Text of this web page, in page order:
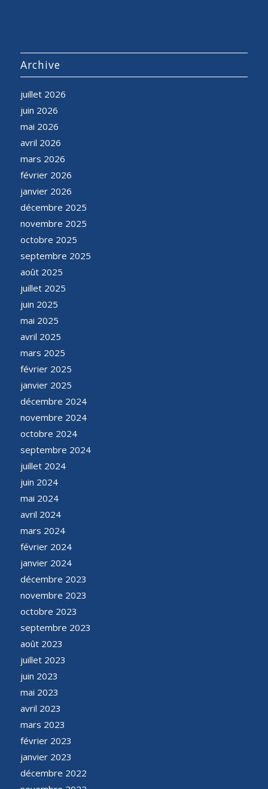
Archive
juillet 2026
juin 2026
mai 2026
avril 2026
mars 2026
février 2026
janvier 2026
décembre 2025
novembre 2025
octobre 2025
septembre 2025
août 2025
juillet 2025
juin 2025
mai 2025
avril 2025
mars 2025
février 2025
janvier 2025
décembre 2024
novembre 2024
octobre 2024
septembre 2024
juillet 2024
juin 2024
mai 2024
avril 2024
mars 2024
février 2024
janvier 2024
décembre 2023
novembre 2023
octobre 2023
septembre 2023
août 2023
juillet 2023
juin 2023
mai 2023
avril 2023
mars 2023
février 2023
janvier 2023
décembre 2022